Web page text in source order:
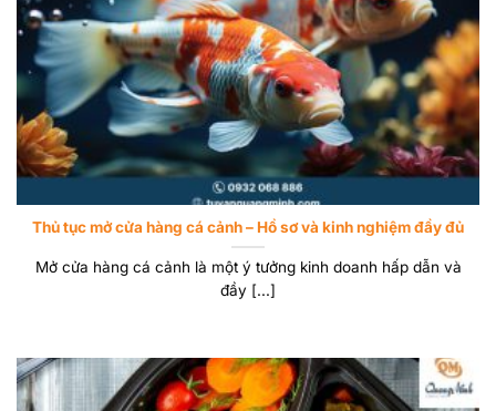
Thủ tục mở cửa hàng cá cảnh – Hồ sơ và kinh nghiệm đầy đủ
Mở cửa hàng cá cảnh là một ý tưởng kinh doanh hấp dẫn và
đầy [...]